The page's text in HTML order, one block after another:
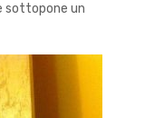
sottopone un